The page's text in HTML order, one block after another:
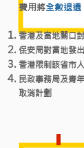
費用將全數退還
香港及當地關口
保安局對當地發
香港限制該省市
民政事務局及青
取消計劃